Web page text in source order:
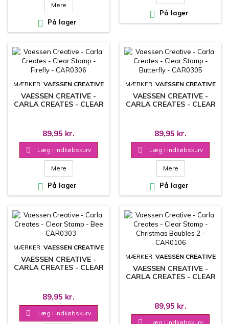
Mere
 På lager
 På lager
MÆRKER: VAESSEN CREATIVE
VAESSEN CREATIVE -
CARLA CREATES - CLEAR
89,95 kr.
 Læg i indkøbskurv
Mere
 På lager
MÆRKER: VAESSEN CREATIVE
VAESSEN CREATIVE -
CARLA CREATES - CLEAR
89,95 kr.
 Læg i indkøbskurv
Mere
 På lager
MÆRKER: VAESSEN CREATIVE
VAESSEN CREATIVE -
CARLA CREATES - CLEAR
89,95 kr.
 Læg i indkøbskurv
MÆRKER: VAESSEN CREATIVE
VAESSEN CREATIVE -
CARLA CREATES - CLEAR
89,95 kr.
Læg i indkøbskurv